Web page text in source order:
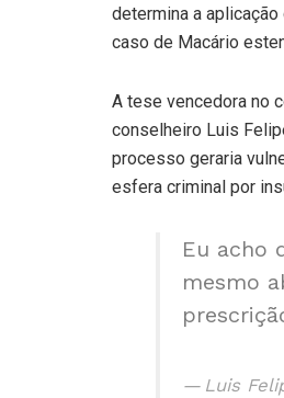
determina a
caso de Macário
A tese vencedora no
conselheiro Luis
processo geraria
esfera criminal por
Eu acho
mesmo
Luis